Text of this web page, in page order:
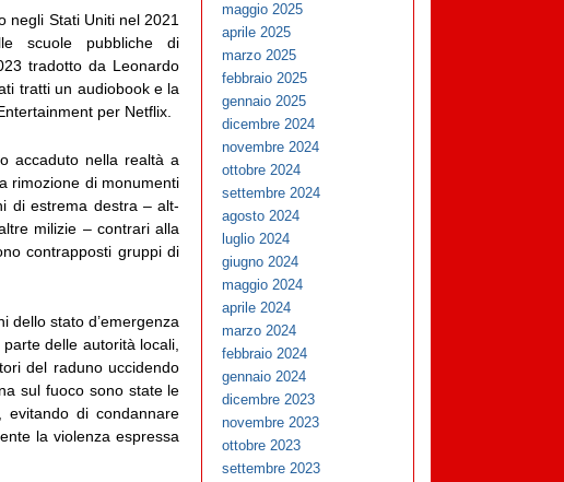
negli Stati Uniti nel 2021
scuole pubbliche di
tradotto da Leonardo
tratti un audiobook e la
per Netflix.
accaduto nella realtà a
rimozione di monumenti
di estrema destra – alt-
milizie – contrari alla
contrapposti gruppi di
dello stato d’emergenza
delle autorità locali,
del raduno uccidendo
sul fuoco sono state le
evitando di condannare
la violenza espressa
maggio 2025
aprile 2025
marzo 2025
febbraio 2025
gennaio 2025
dicembre 2024
novembre 2024
ottobre 2024
settembre 2024
agosto 2024
luglio 2024
giugno 2024
maggio 2024
aprile 2024
marzo 2024
febbraio 2024
gennaio 2024
dicembre 2023
novembre 2023
ottobre 2023
settembre 2023